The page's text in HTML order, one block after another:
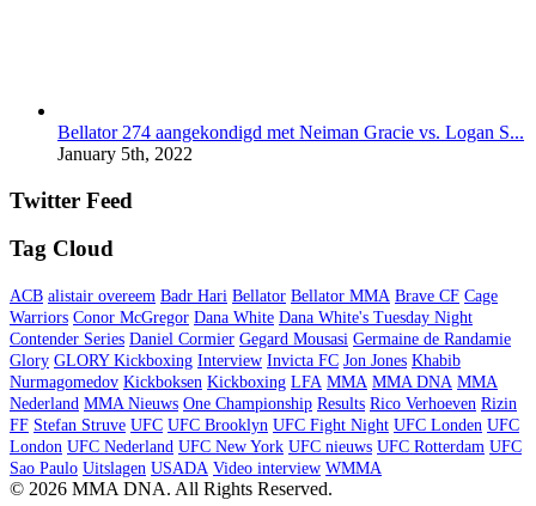
Bellator 274 aangekondigd met Neiman Gracie vs. Logan S...
January 5th, 2022
Twitter Feed
Tag Cloud
ACB alistair overeem Badr Hari Bellator Bellator MMA Brave CF Cage
Warriors Conor McGregor Dana White Dana White's Tuesday Night
Contender Series Daniel Cormier Gegard Mousasi Germaine de Randamie
Glory GLORY Kickboxing Interview Invicta FC Jon Jones Khabib
Nurmagomedov Kickboksen Kickboxing LFA MMA MMA DNA MMA
Nederland MMA Nieuws One Championship Results Rico Verhoeven Rizin
FF Stefan Struve UFC UFC Brooklyn UFC Fight Night UFC Londen UFC
London UFC Nederland UFC New York UFC nieuws UFC Rotterdam UFC
Sao Paulo Uitslagen USADA Video interview WMMA
© 2026 MMA DNA. All Rights Reserved.